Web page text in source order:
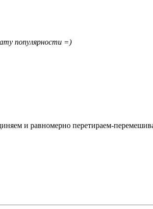
популярности =)
и равномерно перетираем-